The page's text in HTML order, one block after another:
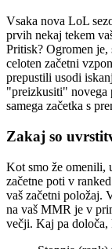
Vsaka nova LoL
prvih nekaj tekem
Pritisk? Ogromen je,
celoten začetni
prepustili usodi
"preizkusiti" novega
samega začetka s
Zakaj so
Kot smo že omenili,
začetne poti v
vaš začetni položaj.
na vaš MMR je v
večji. Kaj pa določa,